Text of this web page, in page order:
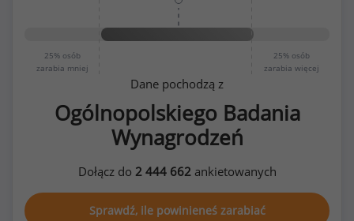
25% osób
zarabia mniej
25% osób
zarabia więcej
Dane pochodzą z
Ogólnopolskiego Badania
Wynagrodzeń
Dołącz do 2 444 662ankietowanych
Sprawdź, ile powinieneś zarabiać